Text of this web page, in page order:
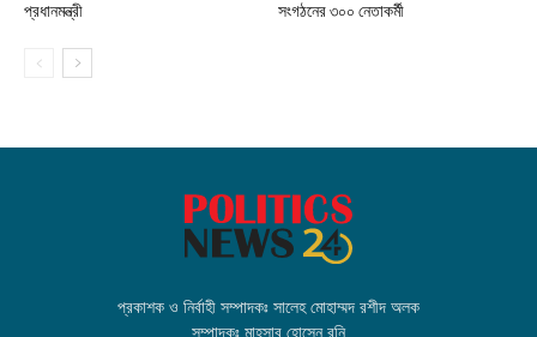
প্রধানমন্ত্রী
সংগঠনের ৩০০ নেতাকর্মী
প্রকাশক ও নির্বাহী সম্পাদকঃ সালেহ মোহাম্মদ রশীদ অলক
সম্পাদকঃ মাহসাব হোসেন রনি